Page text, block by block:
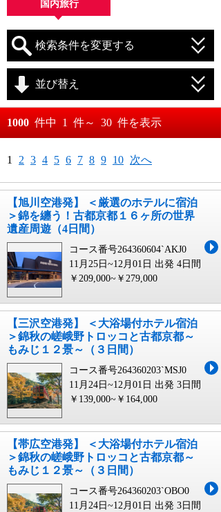
国内旅行
検索条件を変更する
月 日～
月 日
並び替え
おすすめ順
料金が高い順
1000 件中 1 件～ 30 件を表示
1 2 3 4 5 6 7 8 9 10 次へ
【旭川空港発】 ＜厳選のホテルに宿泊
＞錦を纏う！古都京都１６ヶ所の世界
遺産周遊（4日間）
コース番号264360604`AKJ0
11月25日~12月01日 出発 4日間
￥209,000~￥279,000
【三沢空港発】 ＜大浴場付ホテル宿泊
＞錦秋の嵯峨野トロッコと古都京都～
もみじ１２景～（３日間）
コース番号264360203`MSJ0
11月24日~12月01日 出発 3日間
￥139,000~￥164,000
【帯広空港発】 ＜大浴場付ホテル宿泊
＞錦秋の嵯峨野トロッコと古都京都～
もみじ１２景～（３日間）
コース番号264360203`OBO0
11月24日~12月01日 出発 3日間